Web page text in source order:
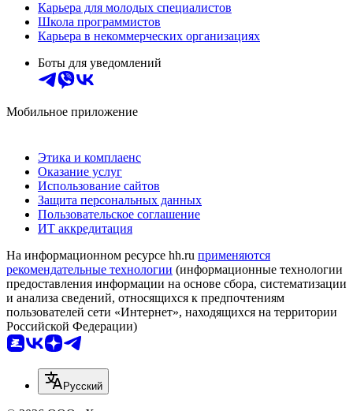
Карьера для молодых специалистов
Школа программистов
Карьера в некоммерческих организациях
Боты для уведомлений
Мобильное приложение
Этика и комплаенс
Оказание услуг
Использование сайтов
Защита персональных данных
Пользовательское соглашение
ИТ аккредитация
На информационном ресурсе hh.ru применяются
рекомендательные технологии (информационные технологии
предоставления информации на основе сбора, систематизации
и анализа сведений, относящихся к предпочтениям
пользователей сети «Интернет», находящихся на территории
Российской Федерации)
Русский